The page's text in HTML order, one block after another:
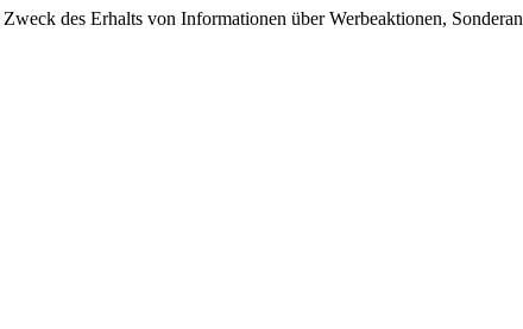
des Erhalts von Informationen über Werbeaktionen,